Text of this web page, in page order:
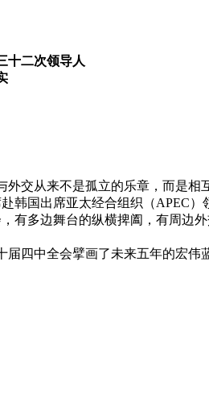
二次领导人
从来不是孤立的乐章，而是相
国出席亚太经合组织（APEC）
多边舞台的纵横捭阖，有周边外
中全会擘画了未来五年的宏伟